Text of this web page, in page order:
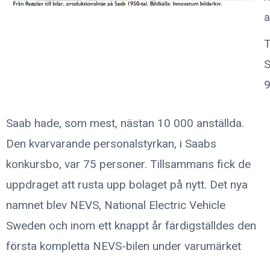
Saab hade, som mest, nästan 10 000 anställda.
Den kvarvarande personalstyrkan, i Saabs
konkursbo, var 75 personer. Tillsammans fick de
uppdraget att rusta upp bolaget på nytt. Det nya
namnet blev NEVS, National Electric Vehicle
Sweden och inom ett knappt år färdigställdes den
första kompletta NEVS-bilen under varumärket